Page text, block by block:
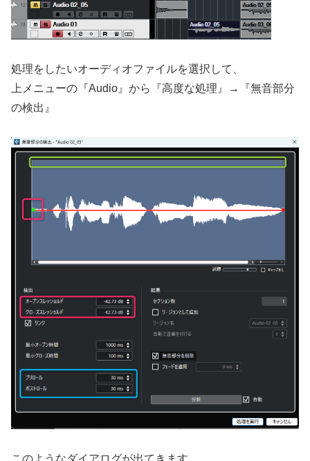
処理をしたいオーディオファイルを選択して、
上メニューの『Audio』から『高度な処理』→『無音部分
の検出』
このようなダイアログが出てきます。